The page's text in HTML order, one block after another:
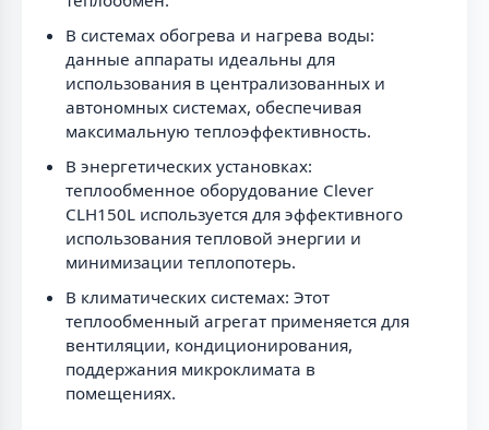
В системах обогрева и нагрева воды:
данные аппараты идеальны для
использования в централизованных и
автономных системах, обеспечивая
максимальную теплоэффективность.
В энергетических установках:
теплообменное оборудование Clever
CLH150L используется для эффективного
использования тепловой энергии и
минимизации теплопотерь.
В климатических системах: Этот
теплообменный агрегат применяется для
вентиляции, кондиционирования,
поддержания микроклимата в
помещениях.